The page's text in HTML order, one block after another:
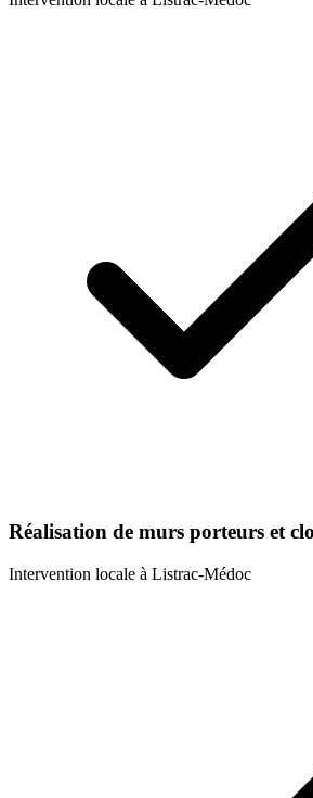
Réalisation de murs porteurs et
Intervention locale à Listrac-Médoc